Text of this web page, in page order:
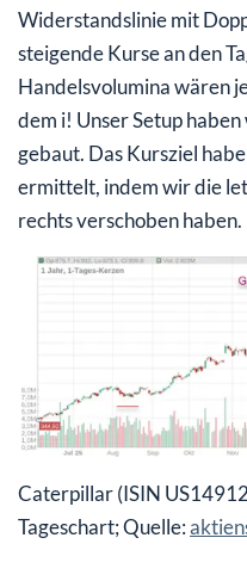
Widerstandslinie mit
steigende Kurse an den
Handelsvolumina wären
dem i! Unser Setup
gebaut. Das Kursziel
ermittelt, indem wir die
rechts verschoben haben.
Caterpillar (ISIN
Tageschart; Quelle: